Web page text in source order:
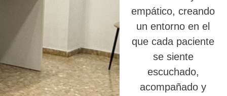
empático, creando
un entorno en el
que cada paciente
se siente
escuchado,
acompañado y